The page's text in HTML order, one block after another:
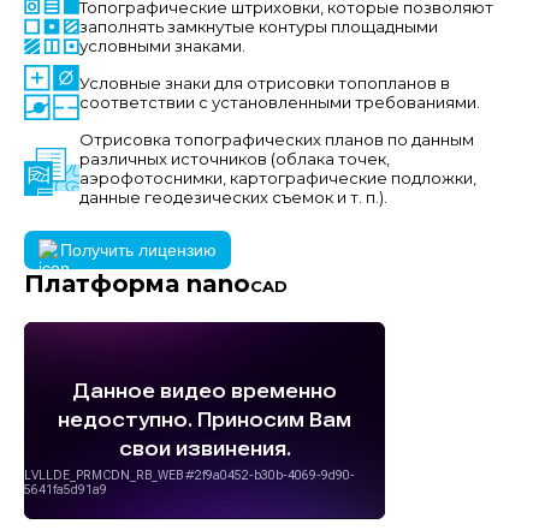
Топографические штриховки, которые позволяют
заполнять замкнутые контуры площадными
условными знаками.
Условные знаки для отрисовки топопланов в
соответствии с установленными требованиями.
Отрисовка топографических планов по данным
различных источников (облака точек,
аэрофотоснимки, картографические подложки,
данные геодезических съемок и т. п.).
Получить лицензию
Платформа nanoCAD